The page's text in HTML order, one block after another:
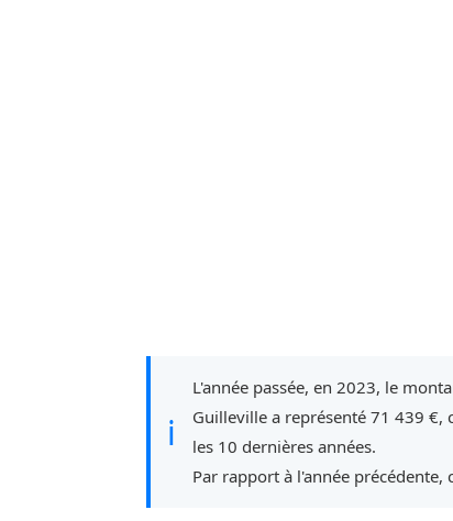
ℹ
L'année passée, en 2023, le
Guilleville a représenté 71 439
les 10 dernières années.
Par rapport à l'année précédente,